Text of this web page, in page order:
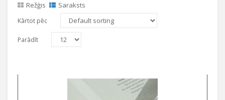
Režģis Saraksts
Kārtot pēc
Parādīt